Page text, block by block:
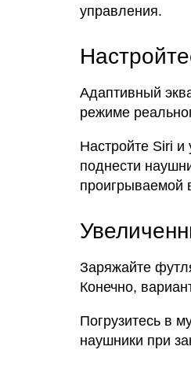
управления.
Адаптивный
режиме
Настройте Siri и
поднести
проигрываемой
Заряжайте
Конечно,
Погрузитесь в
наушники при